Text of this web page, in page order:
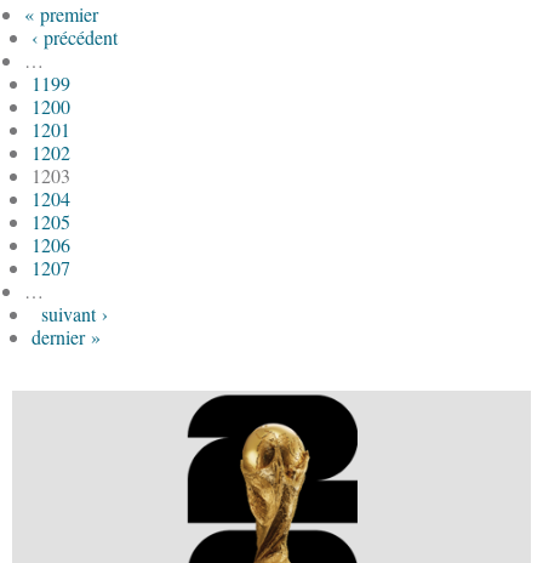
« premier
‹ précédent
…
1199
1200
1201
1202
1203
1204
1205
1206
1207
…
suivant ›
dernier »